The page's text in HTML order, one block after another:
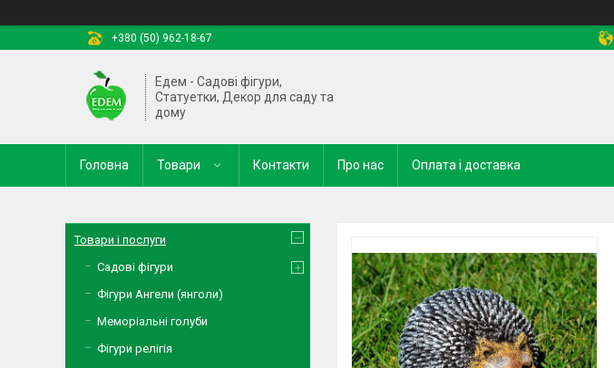
+380 (50) 962-18-67
Едем - Садові фігури,
Статуетки, Декор для саду та
дому
Головна Товари Контакти Про нас Оплата і доставка
Товари і послуги
Садові фігури
Фігури Ангели (янголи)
Меморіальні голуби
Фігури релігія